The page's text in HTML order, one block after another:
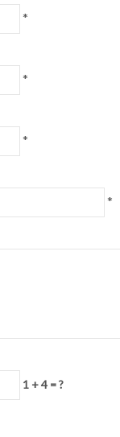
*
*
*
*
1 + 4 = ?